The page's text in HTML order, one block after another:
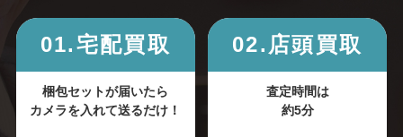
01.宅配買取
梱包セットが届いたら
カメラを入れて送るだけ！
02.店頭買取
査定時間は
約5分